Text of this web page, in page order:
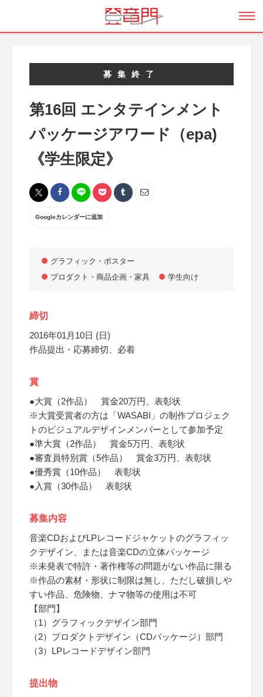
募集終了
第16回 エンタテインメント
パッケージアワード（epa)
《学生限定》
Googleカレンダーに追加
グラフィック・ポスター
プロダクト・商品企画・家具
学生向け
締切
2016年01月10日 (日)
作品提出・応募締切、必着
賞
●大賞（2作品） 賞金20万円、表彰状
※大賞受賞者の方は「WASABI」の制作プロジェク
トのビジュアルデザインメンバーとして参加予定
●準大賞（2作品） 賞金5万円、表彰状
●審査員特別賞（5作品） 賞金3万円、表彰状
●優秀賞（10作品） 表彰状
●入賞（30作品） 表彰状
募集内容
音楽CDおよびLPレコードジャケットのグラフィッ
クデザイン、または音楽CDの立体パッケージ
※未発表で特許・著作権等の問題がない作品に限る
※作品の素材・形状に制限は無し、ただし破損しや
すい作品、危険物、ナマ物等の使用は不可
【部門】
（1）グラフィックデザイン部門
（2）プロダクトデザイン（CDパッケージ）部門
（3）LPレコードデザイン部門
提出物